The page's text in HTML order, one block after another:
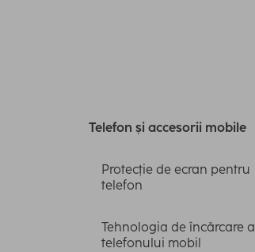
Telefon și accesorii mobile
Protecție de ecran pentru
telefon
Tehnologia de încărcare a
telefonului mobil